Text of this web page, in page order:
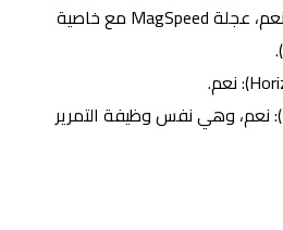
عجلة التمرير (Scroll Wheel): نعم، عجلة MagSpeed مع خاصية
عجلة الإبهام (Thumb wheel): نعم، وهي نفس وظيفة التمرير